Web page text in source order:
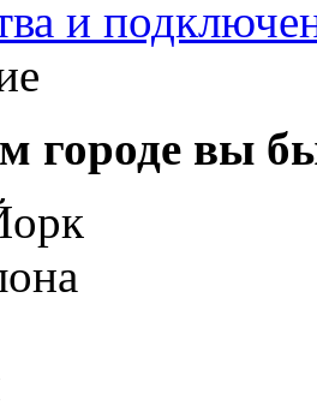
и
городе вы